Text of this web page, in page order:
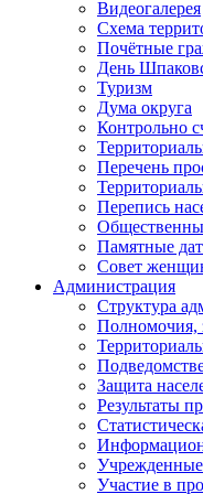
Видеогалерея
Схема
Почётные
День
Туризм
Дума округа
Контрольно
Перечень
Перепись
Памятные
Совет
Администрация
Структура
Полномочия,
Защита
Результаты
Участие в